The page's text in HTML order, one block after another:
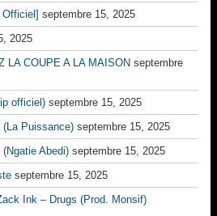
Officiel] septembre 15, 2025
2025
LA COUPE A LA MAISON septembre
officiel) septembre 15, 2025
(La Puissance) septembre 15, 2025
Abedi) septembre 15, 2025
septembre 15, 2025
Ink – Drugs (Prod. Monsif)